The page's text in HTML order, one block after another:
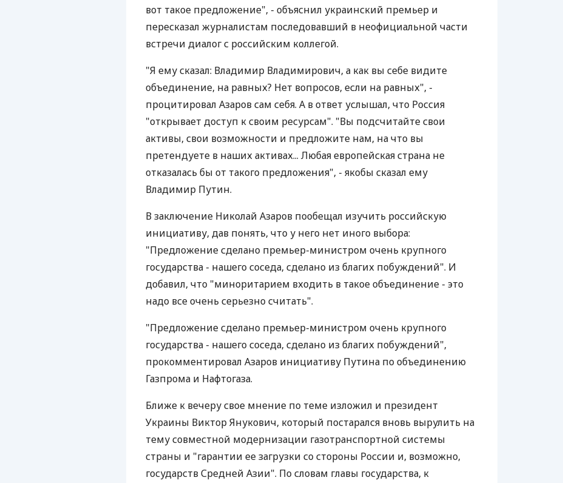
вот такое предложение", - объяснил украинский премьер и
пересказал журналистам последовавший в неофициальной части
встречи диалог с российским коллегой.
"Я ему сказал: Владимир Владимирович, а как вы себе видите
объединение, на равных? Нет вопросов, если на равных", -
процитировал Азаров сам себя. А в ответ услышал, что Россия
"открывает доступ к своим ресурсам". "Вы подсчитайте свои
активы, свои возможности и предложите нам, на что вы
претендуете в наших активах... Любая европейская страна не
отказалась бы от такого предложения", - якобы сказал ему
Владимир Путин.
В заключение Николай Азаров пообещал изучить российскую
инициативу, дав понять, что у него нет иного выбора:
"Предложение сделано премьер-министром очень крупного
государства - нашего соседа, сделано из благих побуждений". И
добавил, что "миноритарием входить в такое объединение - это
надо все очень серьезно считать".
"Предложение сделано премьер-министром очень крупного
государства - нашего соседа, сделано из благих побуждений",
прокомментировал Азаров инициативу Путина по объединению
Газпрома и Нафтогаза.
Ближе к вечеру свое мнение по теме изложил и президент
Украины Виктор Янукович, который постарался вновь вырулить на
тему совместной модернизации газотранспортной системы
страны и "гарантии ее загрузки со стороны России и, возможно,
государств Средней Азии". По словам главы государства, к